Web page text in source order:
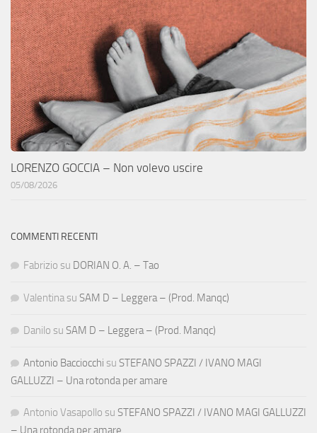
LORENZO GOCCIA – Non volevo uscire
05/08/2026
COMMENTI RECENTI
Fabrizio su DORIAN O. A. – Tao
Valentina su SAM D – Leggera – (Prod. Manqc)
Danilo su SAM D – Leggera – (Prod. Manqc)
Antonio Bacciocchi su STEFANO SPAZZI / IVANO MAGI
GALLUZZI – Una rotonda per amare
Antonio Vasapollo su STEFANO SPAZZI / IVANO MAGI GALLUZZI
– Una rotonda per amare